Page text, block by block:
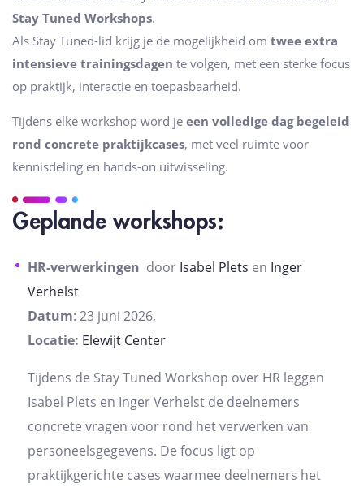
Stay Tuned Workshops.
Als Stay Tuned-lid krijg je de mogelijkheid om twee extra
intensieve trainingsdagen te volgen, met een sterke focus
op praktijk, interactie en toepasbaarheid.
Tijdens elke workshop word je een volledige dag begeleid
rond concrete praktijkcases, met veel ruimte voor
kennisdeling en hands-on uitwisseling.
Geplande workshops:
HR-verwerkingen door Isabel Plets en Inger
Verhelst
Datum: 23 juni 2026,
Locatie: Elewijt Center
Tijdens de Stay Tuned Workshop over HR leggen
Isabel Plets en Inger Verhelst de deelnemers
concrete vragen voor rond het verwerken van
personeelsgegevens. De focus ligt op
praktijkgerichte cases waarmee deelnemers het